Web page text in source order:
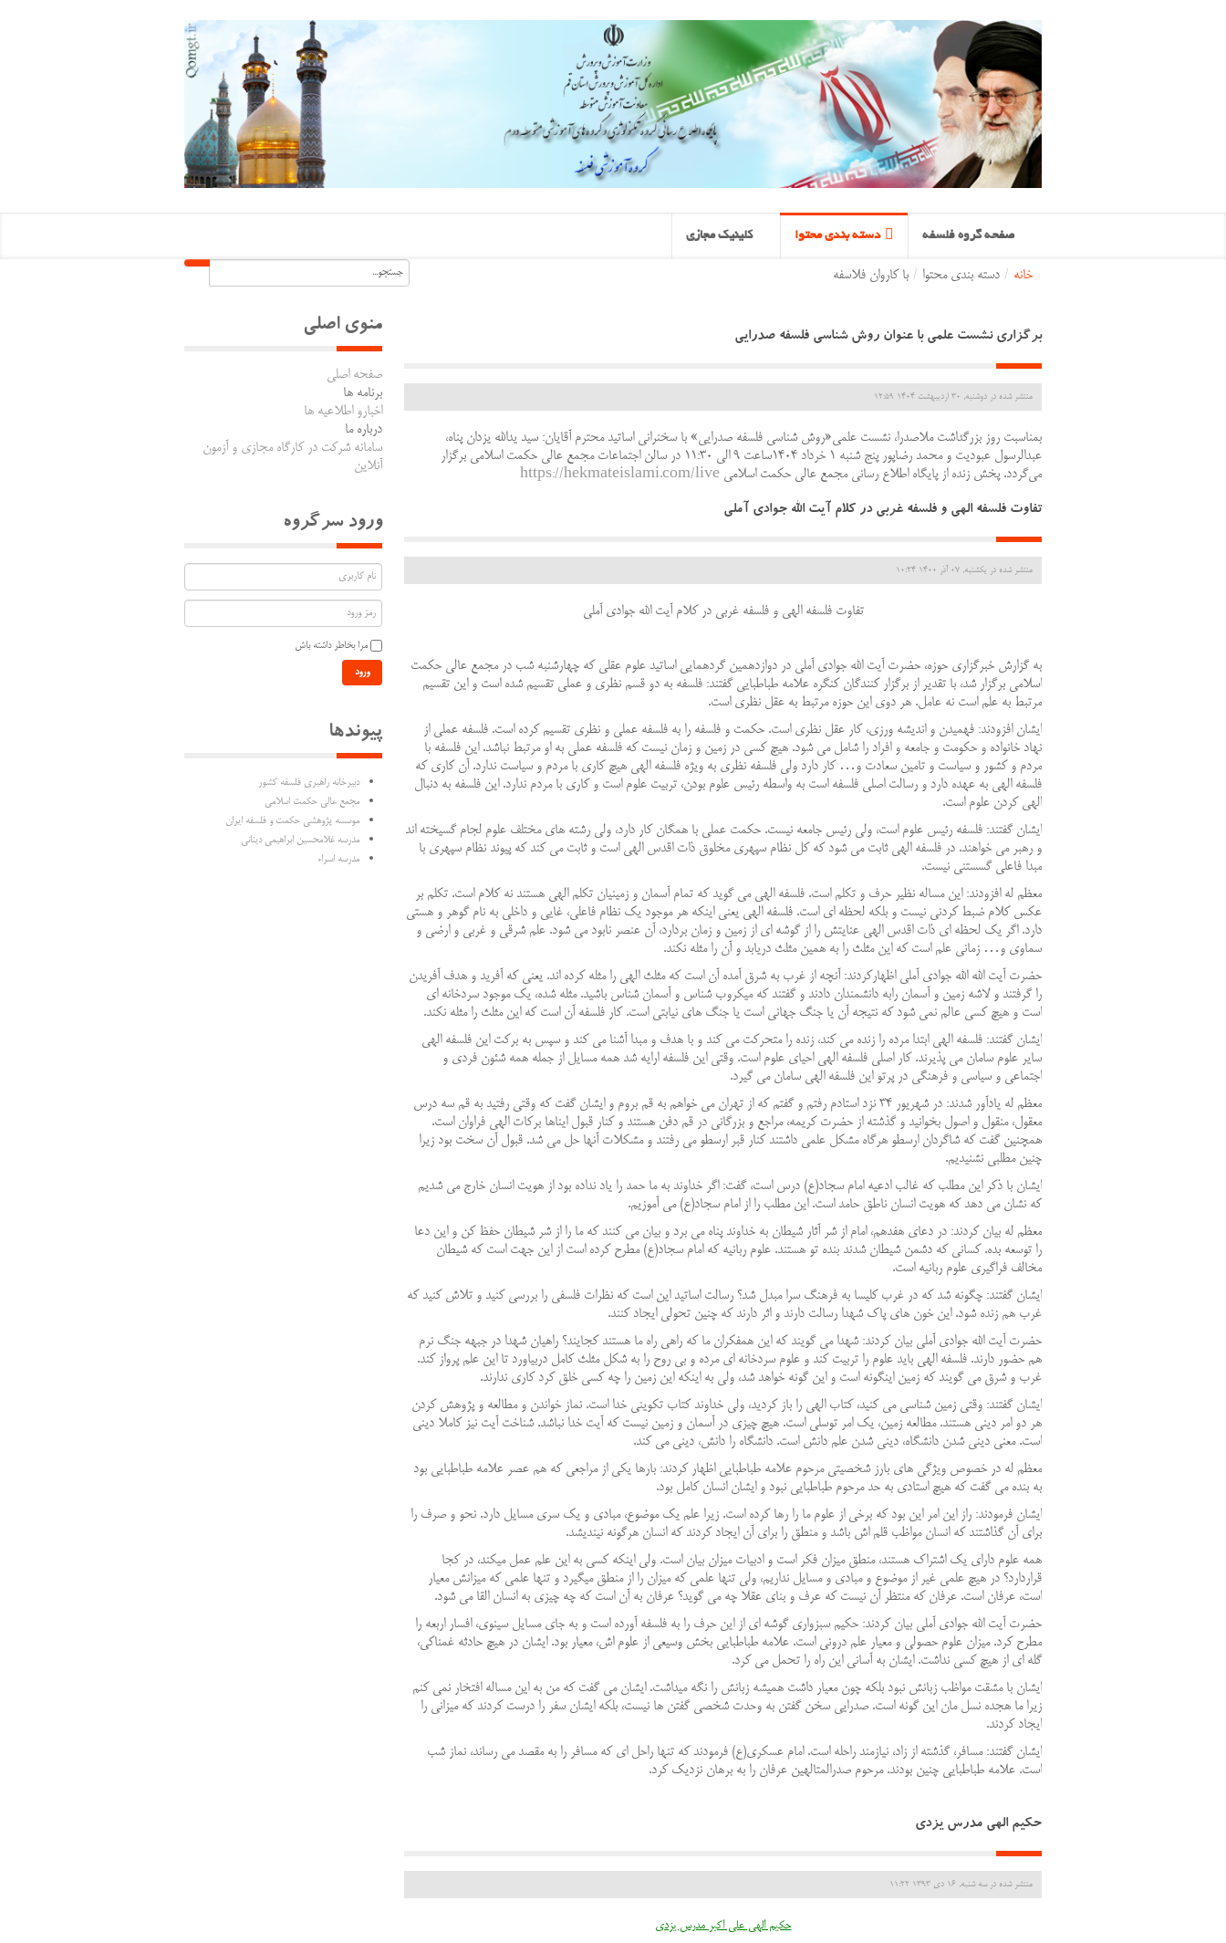
صفحه گروه فلسفه دسته بندی محتوا کلینیک مجازی
خانه / دسته بندی محتوا / با کاروان فلاسفه
برگزاری نشست علمی با عنوان روش شناسی فلسفه صدرایی
منتشر شده در دوشنبه, 30 ارديبهشت 1404 12:59
بمناسبت روز بزرگداشت ملاصدرا، نشست علمی«روش شناسی فلسفه صدرایی» با سخنرانی اساتید محترم آقایان: سید یدالله یزدان پناه،
عبدالرسول عبودیت و محمد رضاپور پنج شنبه 1 خرداد 1404ساعت 9 الی 11:30 در سالن اجتماعات مجمع عالی حکمت اسلامی برگزار
می‌گردد. پخش زنده از پایگاه اطلاع رسانی مجمع عالی حکمت اسلامی https://hekmateislami.com/live
تفاوت فلسفه الهی و فلسفه غربی در کلام آیت الله جوادی آملی
منتشر شده در یکشنبه, 07 آذر 1400 10:24
تفاوت فلسفه الهی و فلسفه غربی در کلام آیت الله جوادی آملی
به گزارش خبرگزاری حوزه، حضرت آیت الله جوادی آملی در دوازدهمین گردهمایی اساتید علوم عقلی که چهارشنبه شب در مجمع عالی حکمت
اسلامی برگزار شد، با تقدیر از برگزار کنندگان کنگره علامه طباطبایی گفتند: فلسفه به دو قسم نظری و عملی تقسیم شده است و این تقسیم
مرتبط به علم است نه عامل. هر دوی این حوزه مرتبط به عقل نظری است.
ایشان افزودند: فهمیدن و اندیشه ورزی، کار عقل نظری است. حکمت و فلسفه را به فلسفه عملی و نظری تقسیم کرده است. فلسفه عملی از
نهاد خانواده و حکومت و جامعه و افراد را شامل می شود. هیچ کسی در زمین و زمان نیست که فلسفه عملی به او مرتبط نباشد. این فلسفه با
مردم و کشور و سیاست و تامین سعادت و … کار دارد ولی فلسفه نظری به ویژه فلسفه الهی هیچ کاری با مردم و سیاست ندارد. آن کاری که
فلسفه الهی به عهده دارد و رسالت اصلی فلسفه است به واسطه رئیس علوم بودن، تربیت علوم است و کاری با مردم ندارد. این فلسفه به دنبال
الهی کردن علوم است.
ایشان گفتند: فلسفه رئیس علوم است، ولی رئیس جامعه نیست. حکمت عملی با همگان کار دارد، ولی رشته های مختلف علوم لجام گسیخته اند
و رهبر می خواهند. در فلسفه الهی ثابت می شود که کل نظام سپهری مخلوق ذات اقدس الهی است و ثابت می کند که پیوند نظام سپهری با
مبدا فاعلی گسستنی نیست.
معظم له افزودند: این مساله نظیر حرف و تکلم است. فلسفه الهی می گوید که تمام آسمان و زمینیان تکلم الهی هستند نه کلام است. تکلم بر
عکس کلام ضبط کردنی نیست و بلکه لحظه ای است. فلسفه الهی یعنی اینکه هر موجود یک نظام فاعلی، غایی و داخلی به نام گوهر و هستی
دارد. اگر یک لحظه ای ذات اقدس الهی عنایتش را از گوشه ای از زمین و زمان بردارد، آن عنصر نابود می شود. علم شرقی و غربی و ارضی و
سماوی و … زمانی علم است که این مثلث را به همین مثلث دریابد و آن را مثله نکند.
حضرت آیت الله الله جوادی آملی اظهارکردند: آنچه از غرب به شرق آمده آن است که مثلث الهی را مثله کرده اند. یعنی که آفرید و هدف آفریدن
را گرفتند و لاشه زمین و آسمان رابه دانشمندان دادند و گفتند که میکروب شناس و آسمان شناس باشید. مثله شده، یک موجود سردخانه ای
است و هیچ کسی عالم نمی شود که نتیجه آن یا جنگ جهانی است یا جنگ های نیابتی است. کار فلسفه آن است که این مثلث را مثله نکند.
ایشان گفتند: فلسفه الهی ابتدا مرده را زنده می کند، زنده را متحرکت می کند و با هدف و مبدا آشنا می کند و سپس به برکت این فلسفه الهی
سایر علوم سامان می پذیرند. کار اصلی فلسفه الهی احیای علوم است. وقتی این فلسفه ارایه شد همه مسایل از جمله همه شئون فردی و
اجتماعی و سیاسی و فرهنگی در پرتو این فلسفه الهی سامان می گیرد.
معظم له یادآور شدند: در شهریور ۳۴ نزد استادم رفتم و گفتم که از تهران می خواهم به قم بروم و ایشان گفت که وقتی رفتید به قم سه درس
معقول، منقول و اصول بخوانید و گذشته از حضرت کریمه، مراجع و بزرگانی در قم دفن هستند و کنار قبول ایناها برکات الهی فراوان است.
همچنین گفت که شاگردان ارسطو هرگاه مشکل علمی داشتند کنار قبر ارسطو می رفتند و مشکلات آنها حل می شد. قبول آن سخت بود زیرا
چنین مطلبی نشنیدیم.
ایشان با ذکر این مطلب که غالب ادعیه امام سجاد(ع) درس است، گفت: اگر خداوند به ما حمد را یاد نداده بود از هویت انسان خارج می شدیم
که نشان می دهد که هویت انسان ناطق حامد است. این مطلب را از امام سجاد(ع) می آموزیم.
معظم له بیان کردند: در دعای هفدهم، امام از شر آثار شیطان به خداوند پناه می برد و بیان می کنند که ما را از شر شیطان حفظ کن و این دعا
را توسعه بده. کسانی که دشمن شیطان شدند بنده تو هستند. علوم ربانیه که امام سجاد(ع) مطرح کرده است از این جهت است که شیطان
مخالف فراگیری علوم ربانیه است.
ایشان گفتند: چگونه شد که در غرب کلیسا به فرهنگ سرا مبدل شد؟ رسالت اساتید این است که نظرات فلسفی را بررسی کنید و تلاش کنید که
غرب هم زنده شود. این خون های پاک شهدا رسالت دارند و اثر دارند که چنین تحولی ایجاد کنند.
حضرت آیت الله جوادی آملی بیان کردند: شهدا می گویند که این همفکران ما که راهی راه ما هستند کجایند؟ راهیان شهدا در جبهه جنگ نرم
هم حضور دارند. فلسفه الهی باید علوم را تربیت کند و علوم سردخانه ای مرده و بی روح را به شکل مثلث کامل دربیاورد تا این علم پرواز کند.
غرب و شرق می گویند که زمین اینگونه است و این گونه خواهد شد، ولی به اینکه این زمین را چه کسی خلق کرد کاری ندارند.
ایشان گفتند: وقتی زمین شناسی می کنید، کتاب الهی را باز کردید، ولی خداوند کتاب تکوینی خدا است. نماز خواندن و مطالعه و پژوهش کردن
هر دو امر دینی هستند. مطالعه زمین، یک امر توسلی است. هیچ چیزی در آسمان و زمین نیست که آیت خدا نباشد. شناخت آیت نیز کاملا دینی
است. معنی دینی شدن دانشگاه، دینی شدن علم دانش است. دانشگاه را دانش، دینی می کند.
معظم له در خصوص ویژگی های بارز شخصیتی مرحوم علامه طباطبایی اظهار کردند: بارها یکی از مراجعی که هم عصر علامه طباطبایی بود
به بنده می گفت که هیچ استادی به حد مرحوم طباطبایی نبود و ایشان انسان کامل بود.
ایشان فرمودند: راز این امر این بود که برخی از علوم ما را رها کرده است. زیرا علم یک موضوع، مبادی و یک سری مسایل دارد. نحو و صرف را
برای آن گذاشتند که انسان مواظب قلم اش باشد و منطق را برای آن ایجاد کردند که انسان هرگونه نیندیشد.
همه علوم دارای یک اشتراک هستند، منطق میزان فکر است و ادبیات میزان بیان است. ولی اینکه کسی به این علم عمل میکند، در کجا
قراردارد؟ در هیچ علمی غیر از موضوع و مبادی و مسایل نداریم، ولی تنها علمی که میزان را از منطق میگیرد و تنها علمی که میزانش معیار
است، عرفان است. عرفان که منتظر آن نیست که عرف و بنای عقلا چه می گوید؟ عرفان به آن است که چه چیزی به انسان القا می شود.
حضرت آیت الله جوادی آملی بیان کردند: حکیم سبزواری گوشه ای از این حرف را به فلسفه آورده است و به جای مسایل سینوی، افسار اربعه را
مطرح کرد. میزان علوم حصولی و معیار علم درونی است. علامه طباطبایی بخش وسیعی از علوم اش، معیار بود. ایشان در هیچ حادثه غمناکی،
گله ای از هیچ کسی نداشت. ایشان به آسانی این راه را تحمل می کرد.
ایشان با مشقت مواظب زبانش نبود بلکه چون معیار داشت همیشه زبانش را نگه میداشت. ایشان می گفت که من به این مساله افتخار نمی کنم
زیرا ما هجده نسل مان این گونه است. صدرایی سخن گفتن به وحدت شخصی گفتن ها نیست، بلکه ایشان سفر را درست کردند که میزانی را
ایجاد کردند.
ایشان گفتند: مسافر، گذشته از زاد، نیازمند راحله است. امام عسکری(ع) فرمودند که تنها راحل ای که مسافر را به مقصد می رساند، نماز شب
است. علامه طباطبایی چنین بودند. مرحوم صدرالمتالهین عرفان را به برهان نزدیک کرد.
حکیم الهی مدرس یزدی
منتشر شده در سه شنبه, 16 دی 1393 11:22
حکیم الهی علي اكبر مدرس يزدي
منوی اصلی
صفحه اصلی
برنامه ها
اخبارو اطلاعیه ها
درباره ما
سامانه شرکت در کارگاه مجازی و آزمون
آنلاین
ورود سرگروه
مرا بخاطر داشته باش
ورود
پیوندها
دبیرخانه راهبری فلسفه کشور
مجمع عالی حکمت اسلامی
موسسه پژوهشی حکمت و فلسفه ایران
مدرسه غلامحسین ابراهیمی دینانی
مدرسه اسراء